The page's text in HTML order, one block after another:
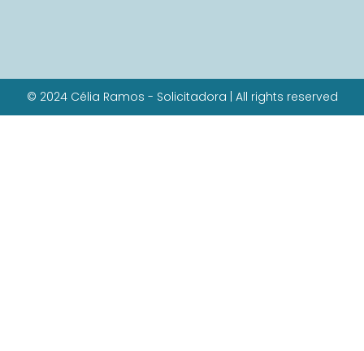
© 2024 Célia Ramos - Solicitadora | All rights reserved